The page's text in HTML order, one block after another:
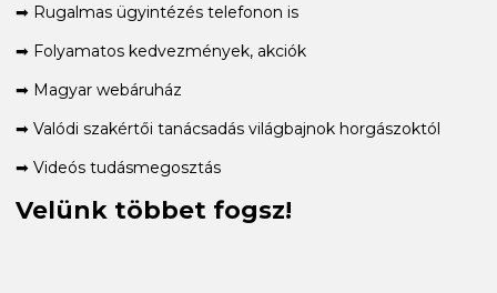
➡ Rugalmas ügyintézés telefonon is
➡ Folyamatos kedvezmények, akciók
➡ Magyar webáruház
➡ Valódi szakértői tanácsadás világbajnok horgászoktól
➡ Videós tudásmegosztás
Velünk többet fogsz!